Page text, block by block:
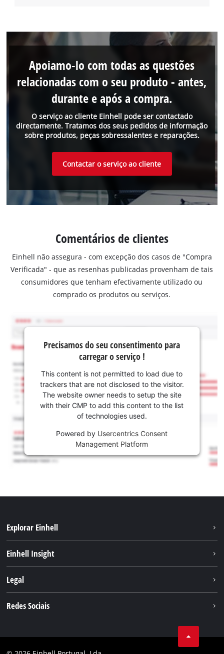
O serviço ao cliente Einhell pode ser contactado
directamente. Tratamos dos seus pedidos de informação
sobre produtos, peças sobressalentes e reparações.
Apoiamo-lo com todas as questões
relacionadas com o seu produto - antes,
durante e após a compra.
Contactar o serviço ao cliente
Comentários de clientes
Einhell não assegura - com excepção dos casos de "Compra
Verificada" - que as resenhas publicadas provenham de tais
consumidores que tenham efectivamente utilizado ou
comprado os produtos ou serviços.
Precisamos do seu consentimento para
carregar o serviço !
This content is not permitted to load due to
trackers that are not disclosed to the visitor.
The website owner needs to setup the site
with their CMP to add this content to the list
of technologies used.
Powered by Usercentrics Consent
Management Platform
Explorar Einhell
Serviço
Einhell Insight
Carreira
Legal
Conformidade
Redes Sociais